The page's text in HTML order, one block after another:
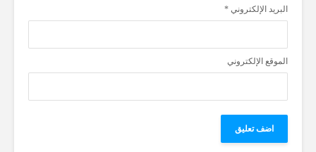
البريد الإلكتروني *
الموقع الإلكتروني